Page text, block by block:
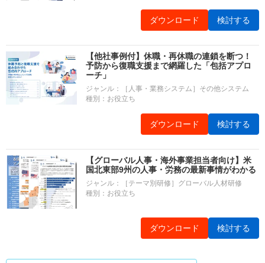
ダウンロード 検討する
【他社事例付】休職・再休職の連鎖を断つ！
予防から復職支援まで網羅した「包括アプロ
ーチ」
ジャンル：［人事・業務システム］その他システム
種別：お役立ち
ダウンロード 検討する
【グローバル人事・海外事業担当者向け】米
国北東部9州の人事・労務の最新事情がわかる
ジャンル：［テーマ別研修］グローバル人材研修
種別：お役立ち
ダウンロード 検討する